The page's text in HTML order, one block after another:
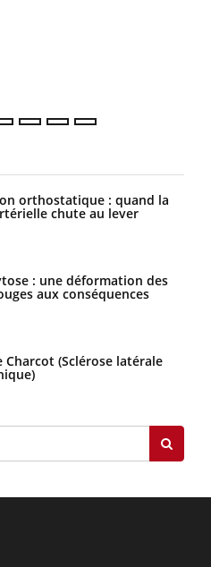
orthostatique : quand la
chute au lever
: une déformation des
aux conséquences
Charcot (Sclérose latérale